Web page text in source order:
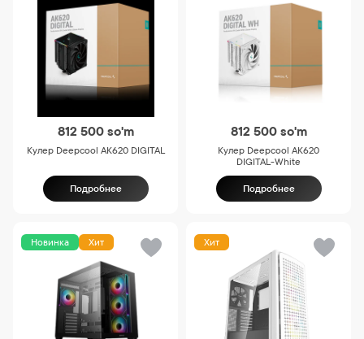
812 500 so'm
Кулер Deepcool AK620 DIGITAL
Подробнее
812 500 so'm
Кулер Deepcool AK620
DIGITAL-White
Подробнее
Новинка Хит Хит